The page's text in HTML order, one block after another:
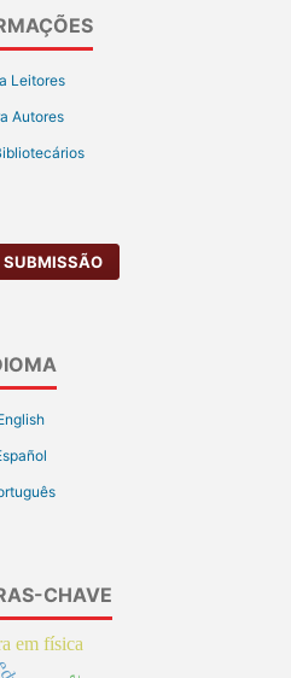
Leitores
Autores
SUBMISSÃO
CHAVE
em física